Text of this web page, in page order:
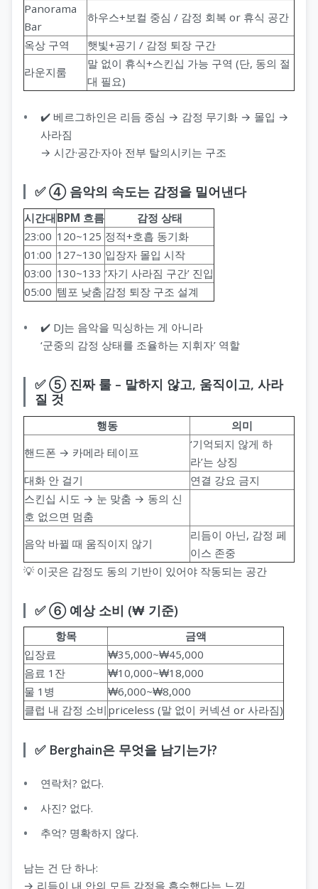
Panorama
Bar
하우스+보컬 중심 / 감정 회복 or 휴식 공간
옥상 구역
햇빛+공기 / 감정 퇴장 구간
라운지룸
말 없이 휴식+스킨십 가능 구역 (단, 동의 절
대 필요)
✔️ 베르그하인은 리듬 중심 → 감정 무기화 → 몰입 →
사라짐
→ 시간·공간·자아 전부 탈의시키는 구조
✅ ④ 음악의 속도는 감정을 밀어낸다
시간대BPM 흐름
감정 상태
23:00 120~125 정적+호흡 동기화
01:00 127~130 입장자 몰입 시작
03:00 130~133 ‘자기 사라짐 구간’ 진입
05:00 템포 낮춤 감정 퇴장 구조 설계
✔️ DJ는 음악을 믹싱하는 게 아니라
‘군중의 감정 상태를 조율하는 지휘자’ 역할
✅ ⑤ 진짜 룰 – 말하지 않고, 움직이고, 사라
질 것
행동
의미
핸드폰 → 카메라 테이프
‘기억되지 않게 하
라’는 상징
대화 안 걸기
연결 강요 금지
스킨십 시도 → 눈 맞춤 → 동의 신
호 없으면 멈춤
음악 바뀔 때 움직이지 않기
리듬이 아닌, 감정 페
이스 존중
💡 이곳은 감정도 동의 기반이 있어야 작동되는 공간
✅ ⑥ 예상 소비 (₩ 기준)
항목
금액
입장료
₩35,000~₩45,000
음료 1잔
₩10,000~₩18,000
물 1병
₩6,000~₩8,000
클럽 내 감정 소비 priceless (말 없이 커넥션 or 사라짐)
✅ Berghain은 무엇을 남기는가?
연락처? 없다.
사진? 없다.
추억? 명확하지 않다.
남는 건 단 하나:
→ 리듬이 내 안의 모든 감정을 흡수했다는 느낌